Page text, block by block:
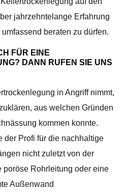
jahrzehntelange Erfahrung
beraten zu dürfen.
FÜR EINE
DANN RUFEN SIE UNS
in Angriff nimmt,
aus welchen Gründen
kommen konnte.
der Profi für die nachhaltige
nicht zuletzt von der
poröse Rohrleitung oder eine
Außenwand